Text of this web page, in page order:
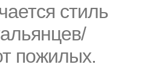
стиль
пожилых.